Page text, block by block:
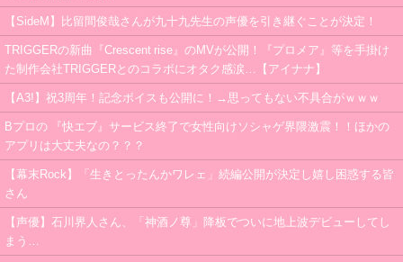
【SideM】比留間俊哉さんが九十九先生の声優を引き継ぐことが決定！
TRIGGERの新曲『Crescent rise』のMVが公開！『プロメア』等を手掛け
た制作会社TRIGGERとのコラボにオタク感涙…【アイナナ】
【A3!】祝3周年！記念ボイスも公開に！→思ってもない不具合がｗｗｗ
Bプロの 『快エブ』サービス終了で女性向けソシャゲ界隈激震！！ほかの
アプリは大丈夫なの？？？
【幕末Rock】「生きとったんかワレェ」続編公開が決定し嬉し困惑する皆
さん
【声優】石川界人さん、「神酒ノ尊」降板でついに地上波デビューしてし
まう…